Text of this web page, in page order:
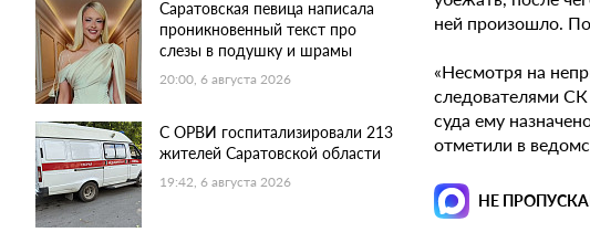
Саратовская певица написала
проникновенный текст про
слезы в подушку и шрамы
20:00, 6 августа 2026
С ОРВИ госпитализировали 213
жителей Саратовской области
19:42, 6 августа 2026
ней произошло.
«Несмотря на
следователями
суда ему
отметили в
НЕ